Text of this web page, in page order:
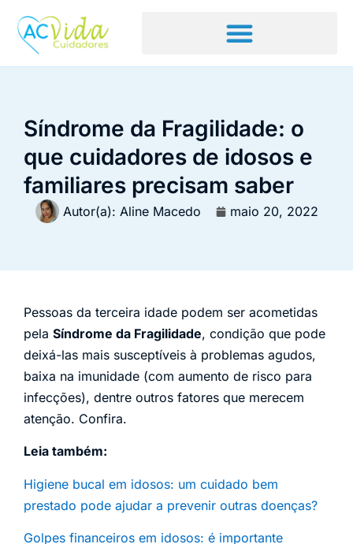
Síndrome da Fragilidade: o
que cuidadores de idosos e
familiares precisam saber
Autor(a): Aline Macedo maio 20, 2022
Pessoas da terceira idade podem ser acometidas
pela Síndrome da Fragilidade, condição que pode
deixá-las mais susceptíveis à problemas agudos,
baixa na imunidade (com aumento de risco para
infecções), dentre outros fatores que merecem
atenção. Confira.
Leia também:
Higiene bucal em idosos: um cuidado bem
prestado pode ajudar a prevenir outras doenças?
Golpes financeiros em idosos: é importante